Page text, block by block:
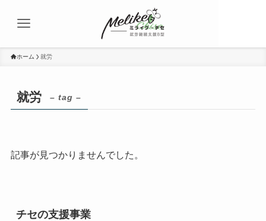
ホーム 就労
就労 – tag –
記事が見つかりませんでした。
チセの支援事業